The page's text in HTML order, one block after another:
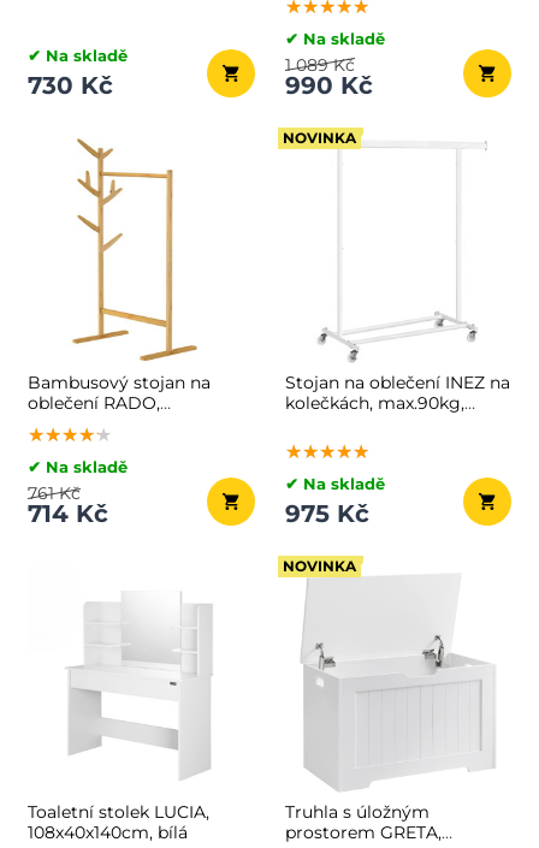
✔ Na skladě
730 Kč
★★★★★
★★★★★
★★★★★
✔ Na skladě
990 Kč
1 089 Kč
Bambusový stojan na
oblečení RADO,
66x40x163, 3cm, hnědá
★★★★★
★★★★★
★★★★★
✔ Na skladě
714 Kč
761 Kč
NOVINKA
Stojan na oblečení INEZ na
kolečkách, max.90kg,
★★★★★
★★★★★
★★★★★
✔ Na skladě
975 Kč
Toaletní stolek LUCIA,
108x40x140cm, bílá
NOVINKA
Truhla s úložným
prostorem GRETA,